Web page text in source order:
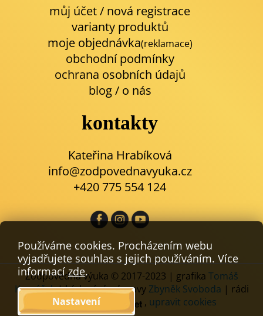
Používáme cookies. Procházením webu
vyjadřujete souhlas s jejich používáním. Více
informacízde.
Nastavení
můj účet / nová registrace
varianty produktů
moje objednávka(reklamace)
obchodní podmínky
ochrana osobních údajů
blog/ o nás
kontakty
Kateřina Hrabíková
info@zodpovednavyuka.cz
+420 775 554 124
Zodpovědná výuka © 2017-2023 | grafika Tomáš
Komáček| kódování a úpravy Zbyněk Svoboda | rádi
používáme
, upravit cookies